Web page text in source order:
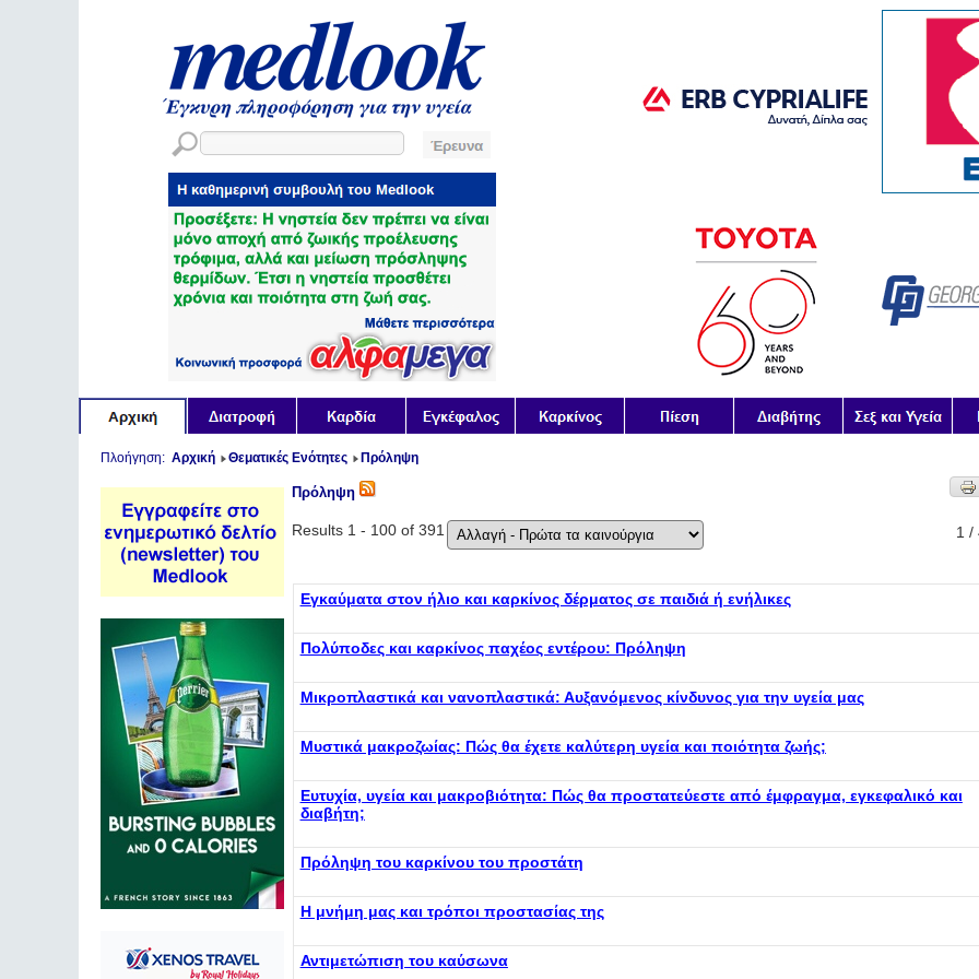
Πλοήγηση: Αρχική Θεματικές Ενότητες Πρόληψη
Πρόληψη
Results 1 - 100 of 391 1 /
Εγκαύματα στον ήλιο και καρκίνος δέρματος σε παιδιά ή ενήλικες
Πολύποδες και καρκίνος παχέος εντέρου: Πρόληψη
Μικροπλαστικά και νανοπλαστικά: Αυξανόμενος κίνδυνος για την υγεία μας
Μυστικά μακροζωίας: Πώς θα έχετε καλύτερη υγεία και ποιότητα ζωής;
Ευτυχία, υγεία και μακροβιότητα: Πώς θα προστατεύεστε από έμφραγμα, εγκεφαλικό και
διαβήτη;
Πρόληψη του καρκίνου του προστάτη
Η μνήμη μας και τρόποι προστασίας της
Αντιμετώπιση του καύσωνα